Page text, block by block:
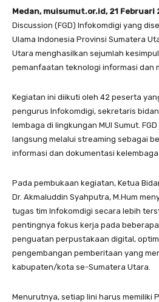
Medan, muisumut.or.id, 21 Februari
Discussion (FGD) Infokomdigi yang
Ulama Indonesia Provinsi Sumatera
Utara menghasilkan sejumlah
pemanfaatan teknologi informasi dan
Kegiatan ini diikuti oleh 42 peserta
pengurus Infokomdigi, sekretaris
lembaga di lingkungan MUI Sumut.
langsung melalui streaming sebagai
informasi dan dokumentasi
Pada pembukaan kegiatan, Ketua
Dr. Akmaluddin Syahputra, M.Hum
tugas tim Infokomdigi secara lebih
pentingnya fokus kerja pada
penguatan perpustakaan digital,
pengembangan pemberitaan yang
kabupaten/kota se-Sumatera Utara.
Menurutnya, setiap lini harus memiliki